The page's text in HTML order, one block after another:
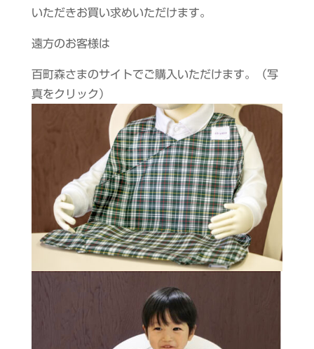
いただきお買い求めいただけます。
遠方のお客様は
百町森さまのサイトでご購入いただけます。（写
真をクリック）